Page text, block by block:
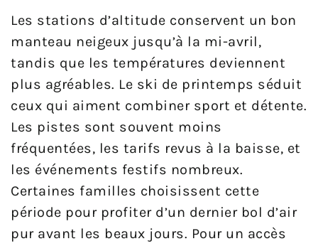
Les stations d’altitude conservent un bon
manteau neigeux jusqu’à la mi-avril,
tandis que les températures deviennent
plus agréables. Le ski de printemps séduit
ceux qui aiment combiner sport et détente.
Les pistes sont souvent moins
fréquentées, les tarifs revus à la baisse, et
les événements festifs nombreux.
Certaines familles choisissent cette
période pour profiter d’un dernier bol d’air
pur avant les beaux jours. Pour un accès